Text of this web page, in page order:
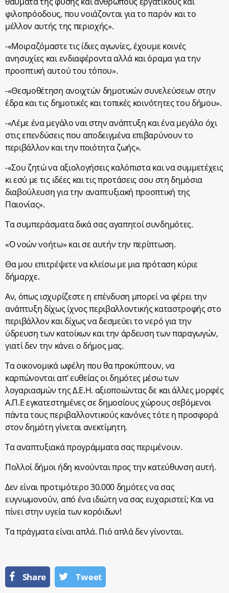
φιλοπρόοδους, που νοιάζονται για το παρόν και το
μέλλον αυτής της περιοχής».
-«Μοιραζόμαστε τις ίδιες αγωνίες, έχουμε κοινές
ανησυχίες και ενδιαφέροντα αλλά και όραμα για την
προοπτική αυτού του τόπου».
-«Θεσμοθέτηση ανοιχτών δημοτικών συνελεύσεων στην
έδρα και τις δημοτικές και τοπικές κοινότητες του δήμου».
-«Λέμε ένα μεγάλο ναι στην ανάπτυξη και ένα μεγάλο όχι
στις επενδύσεις που αποδειγμένα επιβαρύνουν το
περιβάλλον και την ποιότητα ζωής».
-«Σου ζητώ να αξιολογήσεις καλόπιστα και να συμμετέχεις
κι εσύ με τις ιδέες και τις προτάσεις σου στη δημόσια
διαβούλευση για την αναπτυξιακή προοπτική της
Παιονίας».
Τα συμπεράσματα δικά σας αγαπητοί συνδημότες.
«Ο νοών νοήτω» και σε αυτήν την περίπτωση.
Θα μου επιτρέψετε να κλείσω με μια πρόταση κύριε
δήμαρχε.
Αν, όπως ισχυρίζεστε η επένδυση μπορεί να φέρει την
ανάπτυξη δίχως ίχνος περιβαλλοντικής καταστροφής στο
περιβάλλον και δίχως να δεσμεύει το νερό για την
ύδρευση των κατοίκων και την άρδευση των παραγωγών,
γιατί δεν την κάνει ο δήμος μας.
Τα οικονομικά ωφέλη που θα προκύπτουν, να
καρπώνονται απ’ ευθείας οι δημότες μέσω των
λογαριασμών της Δ.Ε.Η. αξιοποιώντας δε και άλλες μορφές
Α.Π.Ε εγκατεστημένες σε δημοσίους χώρους σεβόμενοι
πάντα τους περιβαλλοντικούς κανόνες τότε η προσφορά
στον δημότη γίνεται ανεκτίμητη.
Τα αναπτυξιακά προγράμματα σας περιμένουν.
Πολλοί δήμοι ήδη κινούνται προς την κατεύθυνση αυτή.
Δεν είναι προτιμότερο 30.000 δημότες να σας
ευγνωμονούν, από ένα ιδιώτη να σας ευχαριστεί; Και να
πίνει στην υγεία των κορόιδων!
Τα πράγματα είναι απλά. Πιό απλά δεν γίνονται.
Share Tweet